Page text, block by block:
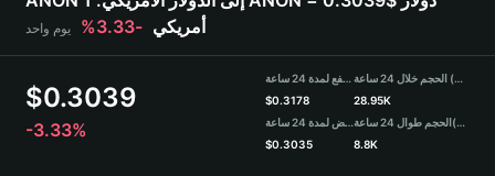
Deutsch
简体中文
Português (Portugal)
Bahasa Indonesia
أمريكي -3.33% يوم واحد
$0.3039
-3.33%
مرتفع لمدة 24 ساعة
$0.3178
منخفض لمدة 24 ساعة
$0.3035
الحجم خلال 24 ساعة (ANON)
28.95K
الحجم طوال 24 ساعة(USDT)
8.8K